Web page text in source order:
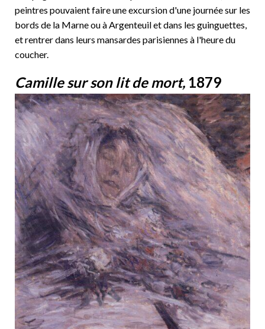
peintres pouvaient faire une excursion d'une journée sur les
bords de la Marne ou à Argenteuil et dans les guinguettes,
et rentrer dans leurs mansardes parisiennes à l'heure du
coucher.
Camille sur son lit de mort, 1879